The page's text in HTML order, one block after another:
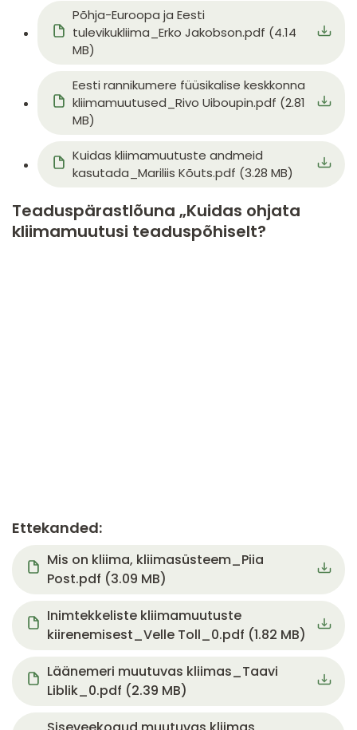
DocumentPõhja-Euroopa ja Eesti
tulevikukliima_Erko Jakobson.pdf (4.14
MB)
DocumentEesti rannikumere füüsikalise keskkonna
kliimamuutused_Rivo Uiboupin.pdf (2.81
MB)
DocumentKuidas kliimamuutuste andmeid
kasutada_Mariliis Kõuts.pdf (3.28 MB)
Teaduspärastlõuna „Kuidas ohjata
kliimamuutusi teaduspõhiselt?
Ettekanded:
Document
Mis on kliima, kliimasüsteem_Piia
Post.pdf (3.09 MB)
Document
Inimtekkeliste kliimamuutuste
kiirenemisest_Velle Toll_0.pdf (1.82 MB)
Document
Läänemeri muutuvas kliimas_Taavi
Liblik_0.pdf (2.39 MB)
Document